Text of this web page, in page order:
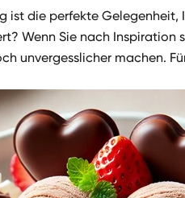
ist die perfekte
Wenn Sie nach
unvergesslicher machen.